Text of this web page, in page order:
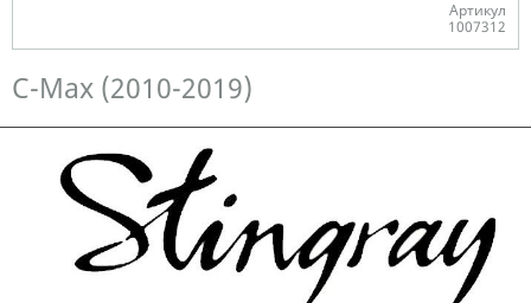
Артикул
1007312
C-Max (2010-2019)